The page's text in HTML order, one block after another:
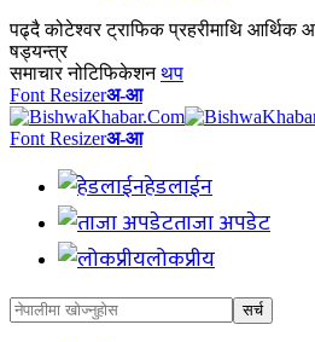
पढ्दै कोटेश्वर ट्राफिक प्रहरीमाथि
षड्यन्त्र
समाचार नोटिफिकेशन थप
Font Resizerअ-आ
Font Resizerअ-आ
हेडलाईन
ताजा अपडेट
लोकप्रीय